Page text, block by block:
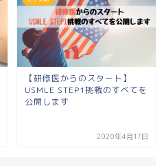
【研修医からのスタート】
USMLE STEP1挑戦のすべてを
公開します
2020年4月17日